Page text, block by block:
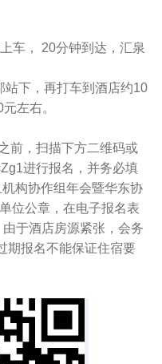
车， 20分钟到达，汇泉
下，再打车到酒店约10
左右。
前，扫描下方二维码或
进行报名，并务必填
构协作组年会暨华东协
位公章，在电子报名表
于酒店房源紧张，会务
期报名不能保证住宿要